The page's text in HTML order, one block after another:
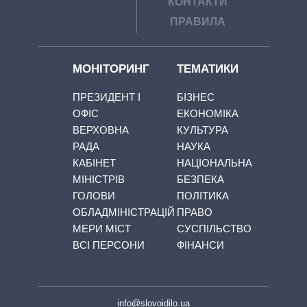
ПРАВИЛА
МОНІТОРИНГ
ПРЕЗИДЕНТ І
ОФІС
ВЕРХОВНА
РАДА
КАБІНЕТ
МІНІСТРІВ
ГОЛОВИ
ОБЛАДМІНІСТРАЦІЙ
МЕРИ МІСТ
ВСІ ПЕРСОНИ
ТЕМАТИКИ
БІЗНЕС
ЕКОНОМІКА
КУЛЬТУРА
НАУКА
НАЦІОНАЛЬНА
БЕЗПЕКА
ПОЛІТИКА
ПРАВО
СУСПІЛЬСТВО
ФІНАНСИ
info@slovoidilo.ua